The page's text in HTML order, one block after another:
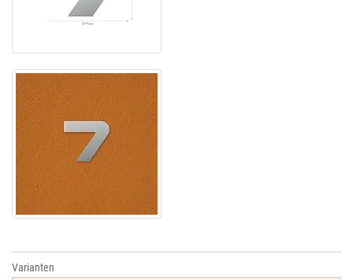
Varianten